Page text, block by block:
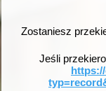
Zostaniesz
Jeśli